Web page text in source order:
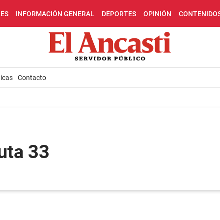
INFORMACIÓN GENERAL DEPORTES OPINIÓN
Contacto
33